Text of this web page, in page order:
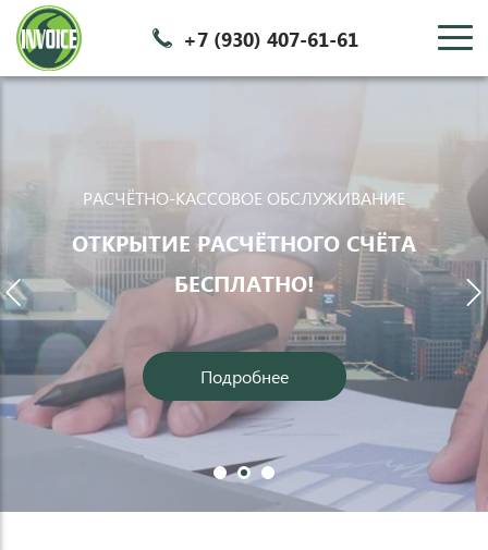
c +7 (930) 407-61-61
РАСЧЁТНО-КАССОВОЕ ОБСЛУЖИВАНИЕ
ОТКРЫТИЕ РАСЧЁТНОГО СЧЁТА
БЕСПЛАТНО!
Подробнее
e
d